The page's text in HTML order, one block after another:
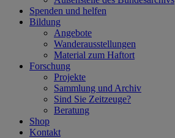
Spenden und helfen
Bildung
Angebote
Wanderausstellungen
Material zum Haftort
Forschung
Projekte
Sammlung und Archiv
Sind Sie Zeitzeuge?
Beratung
Shop
Kontakt